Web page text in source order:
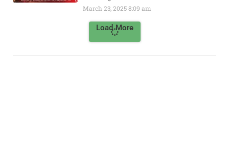
March 23, 20258:09 am
Load More